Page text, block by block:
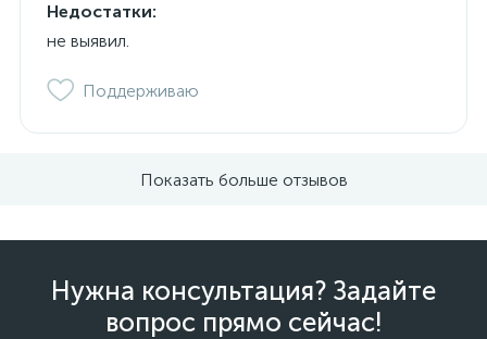
Недостатки:
не выявил.
Поддерживаю
Показать больше отзывов
Нужна консультация? Задайте
вопрос прямо сейчас!